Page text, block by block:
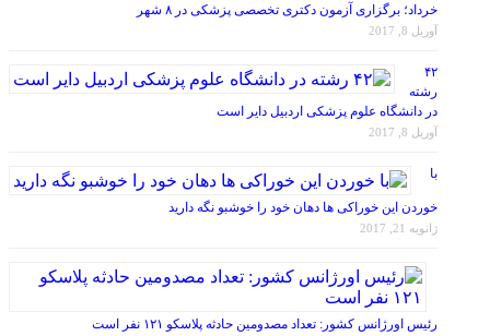
خرداد؛ برگزاری آزمون دکتری تخصصی پزشکی در ۸ شهر
آوریل 8, 2017
۴۲
رشته
در دانشگاه علوم پزشکی اردبیل دایر است
آوریل 8, 2017
با
خوردن این خوراکی ها دهان خود را خوشبو نگه دارید
ژانویه 21, 2017
رئیس اورژانس کشور: تعداد مصدومین حادثه پلاسکو ۱۲۱ نفر است